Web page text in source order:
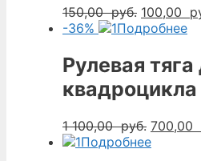
150,00руб.
цена
150,00
руб..
100,00
-36% Подробнее
Рулевая тяга
квадроцикла
1 100,00руб.
цена
700,00
Подробнее